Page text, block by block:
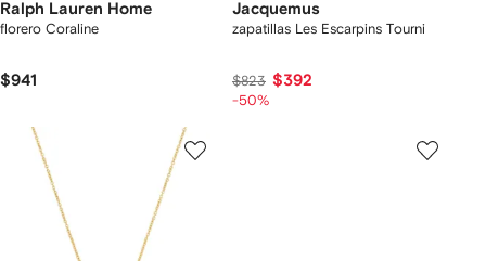
Ralph Lauren Home
florero Coraline
$941
Jacquemus
zapatillas Les Escarpins Tourni
$823 $392
-50%